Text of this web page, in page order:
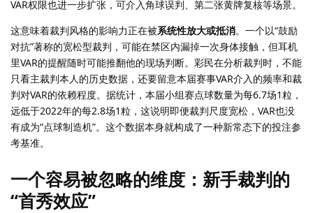
VAR权限也进一步扩张，可介入角球误判、第二张黄牌复核等场景。
这意味着裁判风格的影响力正在被系统性放大或抵消。一个以“鼓励
对抗”著称的宽松型裁判，可能在禁区内漏掉一次身体接触，但耳机
里VAR的提醒随时可能推翻他的现场判断。彩民在分析裁判时，不能
只看主裁判本人的历史数据，还要留意本届赛事VAR介入的频率和裁
判对VAR的依赖程度。据统计，本届小组赛点球数量为每6.7场1粒，
远低于2022年的每2.8场1粒，这说明即便裁判尺度宽松，VAR也没
有成为“点球制造机”。这个数据本身就构成了一种新常态下的投注参
考基准。
一个容易被忽略的维度：新手裁判的
“首秀效应”